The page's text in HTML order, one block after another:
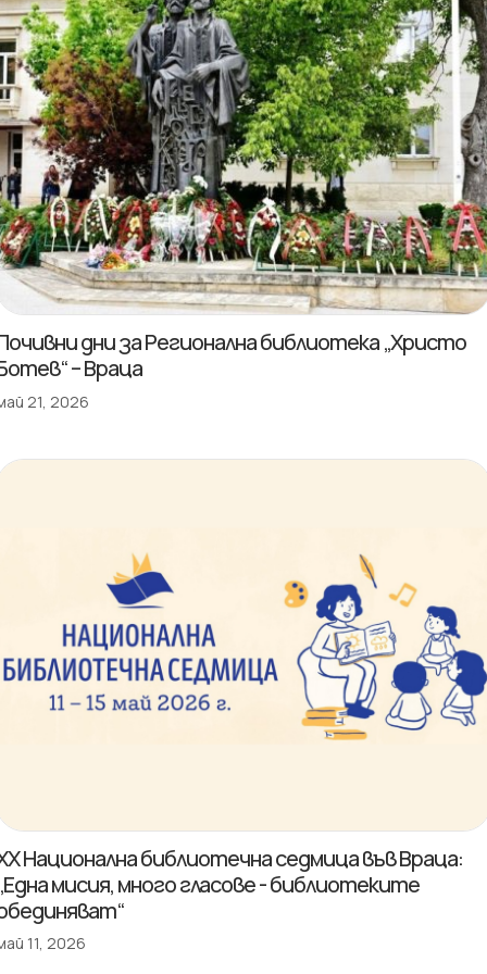
дни за Регионална библиотека „Христо
– Враца
21, 2026
Национална библиотечна седмица във Враца:
мисия, много гласове - библиотеките
11, 2026